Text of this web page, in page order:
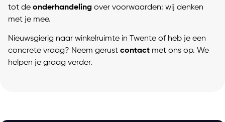
tot de onderhandeling over voorwaarden: wij denken
met je mee.
Nieuwsgierig naar winkelruimte in Twente of heb je een
concrete vraag? Neem gerust contact met ons op. We
helpen je graag verder.